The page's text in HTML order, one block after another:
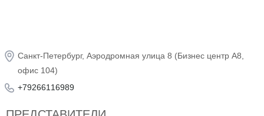
Санкт-Петербург, Аэродромная улица 8 (Бизнеc центр А8,
офис 104)
+79266116989